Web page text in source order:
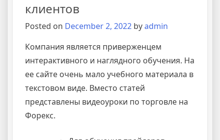
кредитных
карт,
калькулятор
ОСАГО
и
каско,
рейтинг
клиентов
Posted on December 2, 2022 byadmin
Компания является приверженцем
интерактивного и наглядного обучения. На
ее сайте очень мало учебного материала в
текстовом виде. Вместо статей
представлены видеоуроки по торговле на
Форекс.